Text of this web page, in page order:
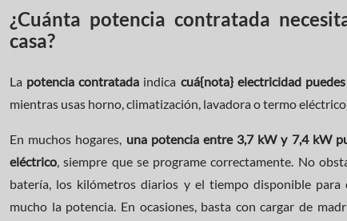
¿Cuánta potencia contratada
casa?
La potencia contratada indica cuá{nota} electricidad
mientras usas horno, climatización, lavadora o termo
En muchos hogares, una potencia entre 3,7 kW y 7,4 kW
eléctrico, siempre que se programe correctamente. No
batería, los kilómetros diarios y el tiempo disponible para
mucho la potencia. En ocasiones, basta con cargar de